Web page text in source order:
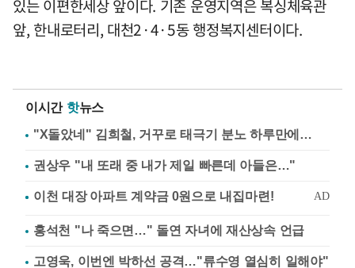
있는 이편한세상 앞이다. 기존 운영지역은 복싱체육관
앞, 한내로터리, 대천2·4·5동 행정복지센터이다.
이시간 핫뉴스
"X돌았네" 김희철, 거꾸로 태극기 분노 하루만에…
권상우 "내 또래 중 내가 제일 빠른데 아들은…"
홍석천 "나 죽으면…" 돌연 자녀에 재산상속 언급
고영욱, 이번엔 박하선 공격…"류수영 열심히 일해야"